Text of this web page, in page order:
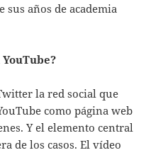
años de academia
la red social que
como página web
Y el elemento central
de los casos. El vídeo